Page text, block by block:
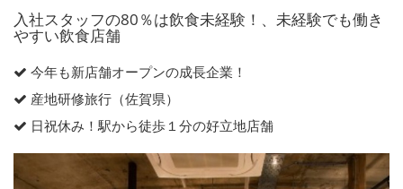
入社スタッフの80％は飲食未経験！、未経験でも働き
やすい飲食店舗
今年も新店舗オープンの成長企業！
産地研修旅行（佐賀県）
日祝休み！駅から徒歩１分の好立地店舗